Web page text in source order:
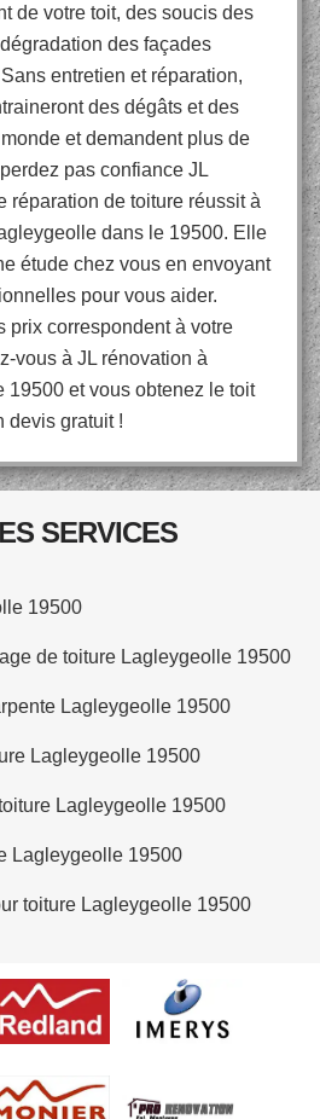
de votre toit, des soucis des
des façades
entretien et réparation,
des dégâts et des
et demandent plus de
pas confiance JL
réparation de toiture réussit à
dans le 19500. Elle
étude chez vous en envoyant
pour vous aider.
prix correspondent à votre
vous à JL rénovation à
19500 et vous obtenez le toit
devis gratuit !
SERVICES
19500
de toiture Lagleygeolle 19500
Lagleygeolle 19500
Lagleygeolle 19500
Lagleygeolle 19500
Lagleygeolle 19500
toiture Lagleygeolle 19500